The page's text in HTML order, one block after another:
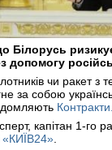
Білорусь
допомогу
чи ракет з
за собою
капітан 1-го
«КИЇВ24».